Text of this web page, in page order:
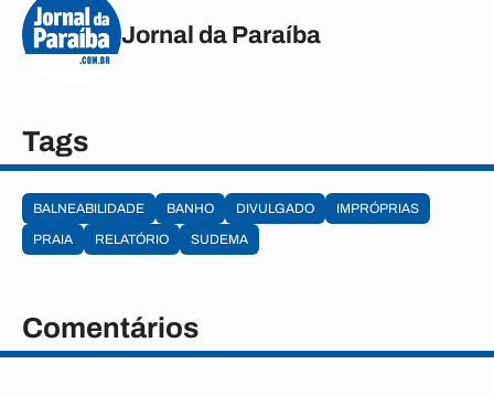
Jornal da Paraíba
Tags
BALNEABILIDADE BANHO DIVULGADO
IMPRÓPRIAS
PRAIA
RELATÓRIO SUDEMA
Comentários